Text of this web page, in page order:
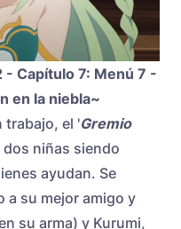
- Capítulo 7: Menú 7 -
en la niebla~
trabajo, el 'Gremio
niñas siendo
ayudan. Se
a su mejor amigo y
su arma) y Kurumi,